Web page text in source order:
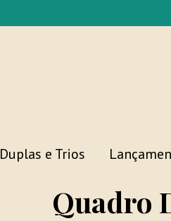
Duplas e Trios
Quadro